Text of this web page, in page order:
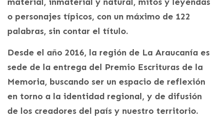
o personajes típicos, con un máximo de 122
palabras, sin contar el título.
Desde el año 2016, la región de La Araucanía es
sede de la entrega del Premio Escrituras de la
Memoria, buscando ser un espacio de reflexión
en torno a la identidad regional, y de difusión
de los creadores del país y nuestro territorio.